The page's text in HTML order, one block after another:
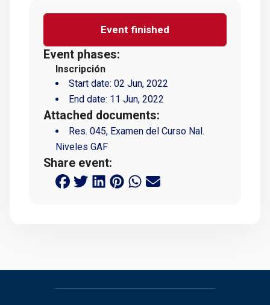
Event finished
Event phases:
Inscripción
Start date: 02 Jun, 2022
End date: 11 Jun, 2022
Attached documents:
Res. 045, Examen del Curso Nal.
Niveles GAF
Share event: